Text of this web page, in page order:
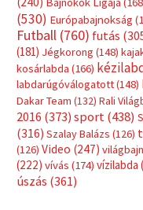
(530) Európabajnokság
Futball (760) futás
(181) Jégkorong (148)
kosárlabda (166)
labdarúgóválogatott(148)
Dakar Team (132) Rali
2016 (373) sport(438)
(316) Szalay Balázs (126)
(126) Video (247)
(222) vívás (174) vízilabda
úszás (361)